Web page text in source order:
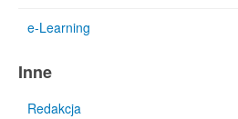
e-Learning
Inne
Redakcja